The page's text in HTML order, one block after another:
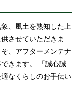
、風土を熟知した上
させていただきま
、アフターメンテナ
きます。 「誠心誠
なくらしのお手伝い